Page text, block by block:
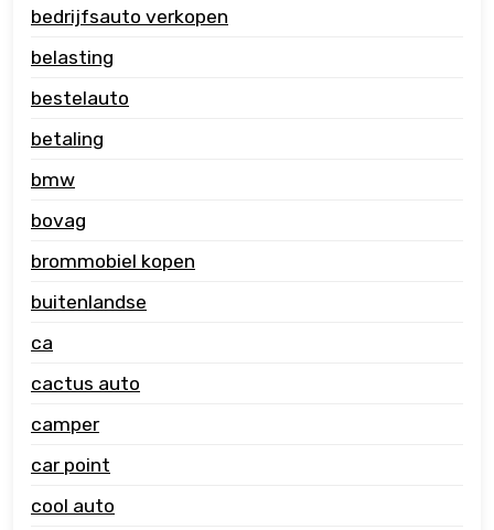
bedrijfsauto verkopen
belasting
bestelauto
betaling
bmw
bovag
brommobiel kopen
buitenlandse
ca
cactus auto
camper
car point
cool auto